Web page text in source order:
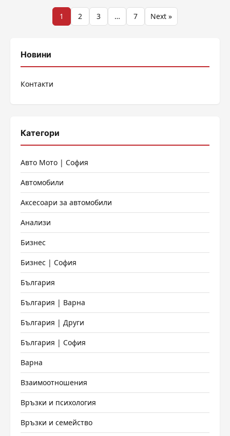
правителст...
Разделяне
публикациите
1 2 3 … 7 Next »
Новини
Контакти
Категори
Авто Мото | София
Автомобили
Аксесоари за автомобили
Анализи
Бизнес
Бизнес | София
България
България | Варна
България | Други
България | София
Варна
Взаимоотношения
Връзки и психология
Връзки и семейство